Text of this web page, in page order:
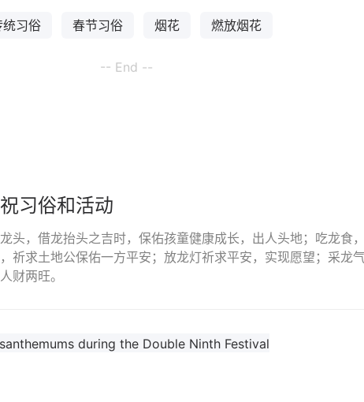
统习俗 春节习俗 烟花 燃放烟花
-- End --
习俗和活动
头，借龙抬头之吉时，保佑孩童健康成长，出人头地；吃龙食
祈求土地公保佑一方平安；放龙灯祈求平安，实现愿望；采龙
财两旺。